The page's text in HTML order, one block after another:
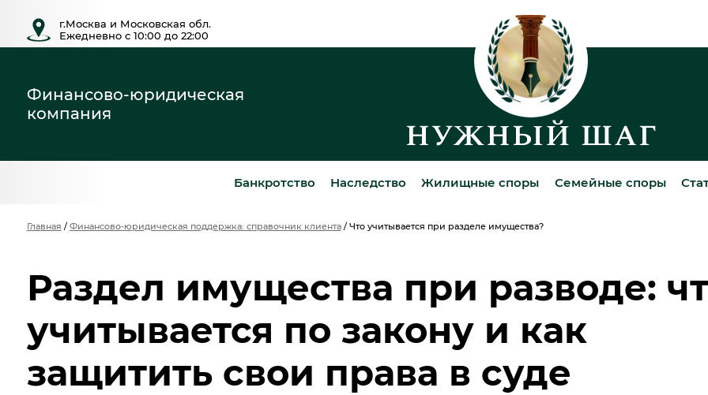
г.Москва и Московская обл.
Ежедневно с 10:00 до 22:00
Финансово-юридическая
компания
Банкротство Наследство Жилищные споры Семейные споры
Главная / Финансово-юридическая поддержка: справочник клиента/ Что учитывается при разделе имущества?
Раздел имущества при разводе:
учитывается по закону и как
защитить свои права в суде